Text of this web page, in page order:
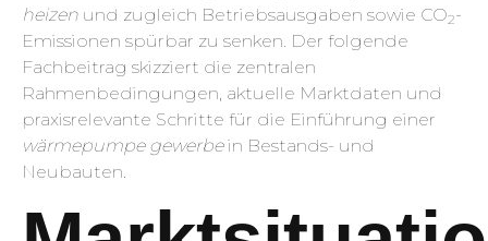
heizen und zugleich Betriebsausgaben sowie CO2-
Emissionen spürbar zu senken. Der folgende
Fachbeitrag skizziert die zentralen
Rahmenbedingungen, aktuelle Marktdaten und
praxisrelevante Schritte für die Einführung einer
wärmepumpe gewerbein Bestands- und
Neubauten.